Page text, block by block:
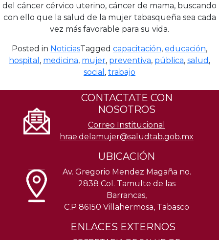
del cáncer cérvico uterino, cáncer de mama, buscando
con ello que la salud de la mujer tabasqueña sea cada
vez más favorable para su vida.
Posted in NoticiasTagged capacitación, educación,
hospital , medicina, mujer, preventiva, pública, salud ,
social , trabajo
CONTACTATE CON
NOSOTROS
Correo Institucional
hrae.delamujer@saludtab.gob.mx
UBICACIÓN
Av. Gregorio Mendez Magaña no.
2838 Col. Tamulte de las
Barrancas,
C.P 86150 Villahermosa, Tabasco
ENLACES EXTERNOS